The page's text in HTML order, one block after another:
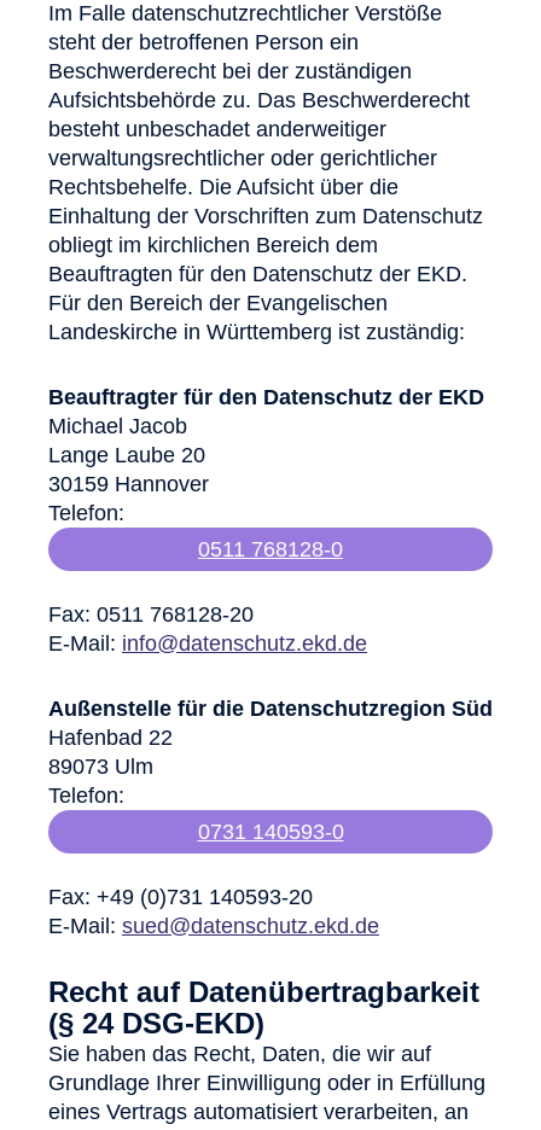
Im Falle datenschutzrechtlicher Verstöße
steht der betroffenen Person ein
Beschwerderecht bei der zuständigen
Aufsichtsbehörde zu. Das Beschwerderecht
besteht unbeschadet anderweitiger
verwaltungsrechtlicher oder gerichtlicher
Rechtsbehelfe. Die Aufsicht über die
Einhaltung der Vorschriften zum Datenschutz
obliegt im kirchlichen Bereich dem
Beauftragten für den Datenschutz der EKD.
Für den Bereich der Evangelischen
Landeskirche in Württemberg ist zuständig:
Beauftragter für den Datenschutz der EKD
Michael Jacob
Lange Laube 20
30159 Hannover
Telefon:
0511 768128-0
Fax: 0511 768128-20
E-Mail: info@datenschutz.ekd.de
Außenstelle für die Datenschutzregion Süd
Hafenbad 22
89073 Ulm
Telefon:
0731 140593-0
Fax: +49 (0)731 140593-20
E-Mail: sued@datenschutz.ekd.de
Recht auf Datenübertragbarkeit
(§ 24 DSG-EKD)
Sie haben das Recht, Daten, die wir auf
Grundlage Ihrer Einwilligung oder in Erfüllung
eines Vertrags automatisiert verarbeiten, an